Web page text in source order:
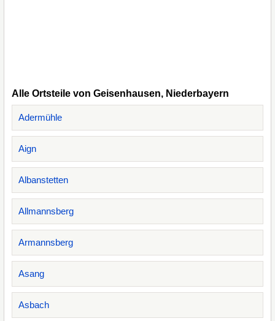
Alle Ortsteile von Geisenhausen, Niederbayern
Adermühle
Aign
Albanstetten
Allmannsberg
Armannsberg
Asang
Asbach